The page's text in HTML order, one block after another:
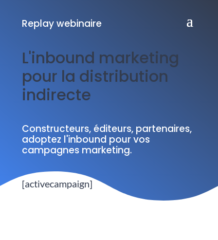
Replay webinaire
L'inbound marketing
pour la distribution
indirecte
Constructeurs, éditeurs, partenaires,
adoptez l'inbound pour vos
campagnes marketing.
[activecampaign]